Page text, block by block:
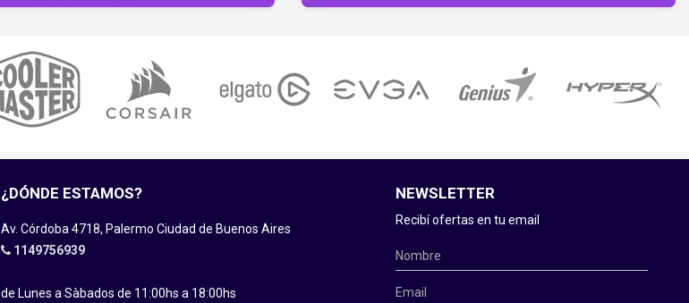
¿DÓNDE ESTAMOS?
Av. Córdoba 4718, Palermo Ciudad de Buenos Aires
1149756939
de Lunes a Sàbados de 11:00hs a 18:00hs
NEWSLETTER
Recibí ofertas en tu email